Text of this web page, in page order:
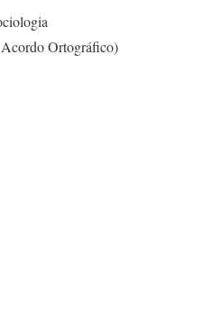
Acordo Ortográfico)